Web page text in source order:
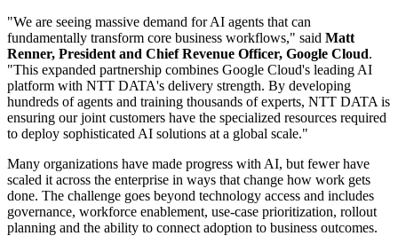
"We are seeing massive demand for AI agents that can
fundamentally transform core business workflows," said Matt
Renner, President and Chief Revenue Officer, Google Cloud.
"This expanded partnership combines Google Cloud's leading AI
platform with NTT DATA's delivery strength. By developing
hundreds of agents and training thousands of experts, NTT DATA is
ensuring our joint customers have the specialized resources required
to deploy sophisticated AI solutions at a global scale."
Many organizations have made progress with AI, but fewer have
scaled it across the enterprise in ways that change how work gets
done. The challenge goes beyond technology access and includes
governance, workforce enablement, use-case prioritization, rollout
planning and the ability to connect adoption to business outcomes.